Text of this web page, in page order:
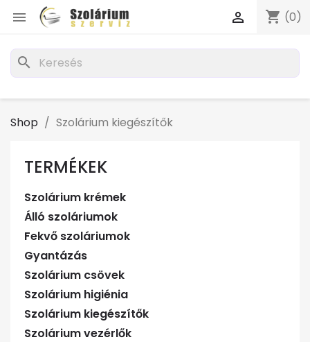
 shopping_cart (0)

search
Shop Szolárium kiegészítők
TERMÉKEK
Szolárium krémek
Álló szoláriumok
Fekvő szoláriumok
Gyantázás
Szolárium csövek
Szolárium higiénia
Szolárium kiegészítők
Szolárium vezérlők